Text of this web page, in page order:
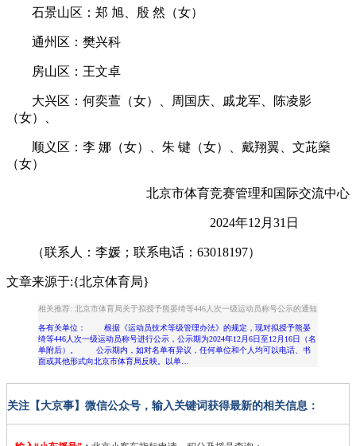
石景山区：郑 旭、殷 然（女）
通州区：樊兴科
房山区：王文卓
大兴区：何奕萱（女）、周国庆、戚龙军、陈凌影
（女）、
顺义区：李 娜（女）、朱 键（女）、戴翔翼、文茈燊
（女）
北京市体育竞赛管理和国际交流中心
2024年12月31日
（联系人：李媛；联系电话：63018197）
文章来源于:{北京体育局}
相关推荐: 北京市体育局关于拟授予熊晏绮等446人次一级运动员称号公示的通知
各有关单位： 根据《运动员技术等级管理办法》的规定，现对拟授予熊晏
绮等446人次一级运动员称号进行公示，公示期为2024年12月6日至12月16日（名
单附后）。 公示期内，如对名单有异议，任何单位和个人均可以电话、书
面或其他形式向北京市体育局反映。以单…
关注【大京事】微信公众号，输入关键词获得最新的相关信息：